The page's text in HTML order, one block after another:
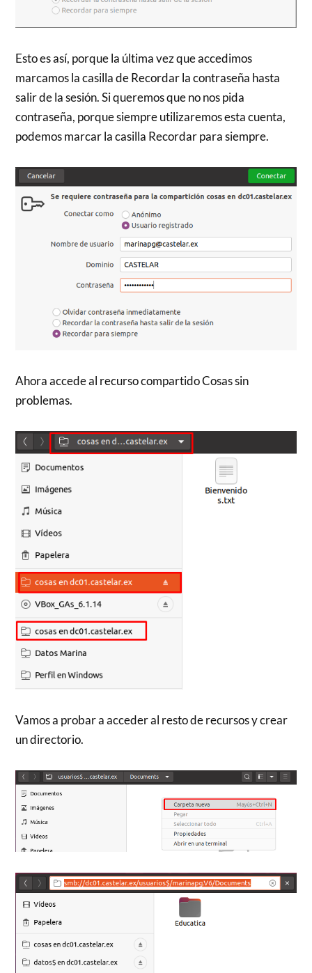
Esto es así, porque la última vez que accedimos
marcamos la casilla de Recordar la contraseña hasta
salir de la sesión. Si queremos que no nos pida
contraseña, porque siempre utilizaremos esta cuenta,
podemos marcar la casilla Recordar para siempre.
Ahora accede al recurso compartido Cosas sin
problemas.
Vamos a probar a acceder al resto de recursos y crear
un directorio.